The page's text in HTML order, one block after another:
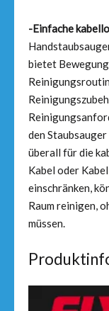
-Einfache
bietet
den
überall für die
Kabel oder
einschränken,
Raum reinigen,
müssen.